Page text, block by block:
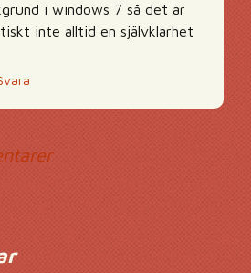
i windows 7 så det är
inte alltid en självklarhet